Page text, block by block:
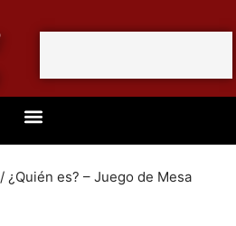
/ ¿Quién es? – Juego de Mesa